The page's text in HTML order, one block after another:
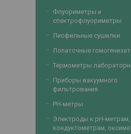
Флуориметры и
спектрофлуориметры
Лиофильные сушилки
Лопаточные
Термометры
Приборы вакуумного
фильтрования
PH-метры
Электроды к рН-метрам,
кондуктометрам,